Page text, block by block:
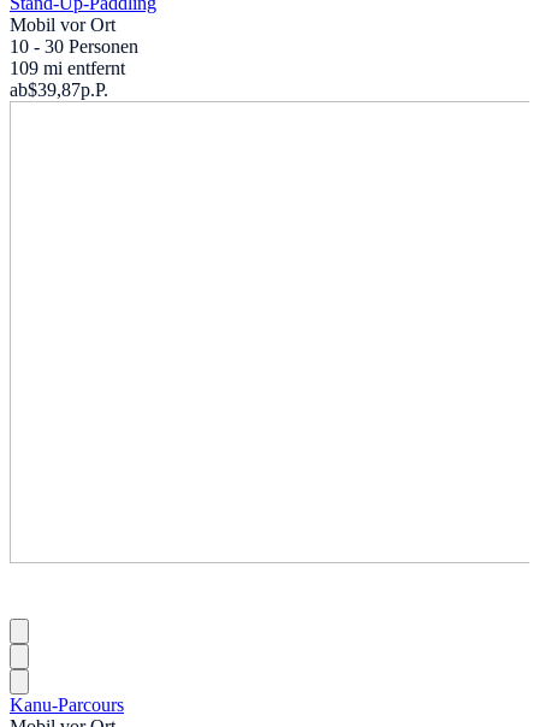
Mobil vor Ort
10 - 30 Personen
109 mi entfernt
ab$39,87p.P.
Kanu-Parcours